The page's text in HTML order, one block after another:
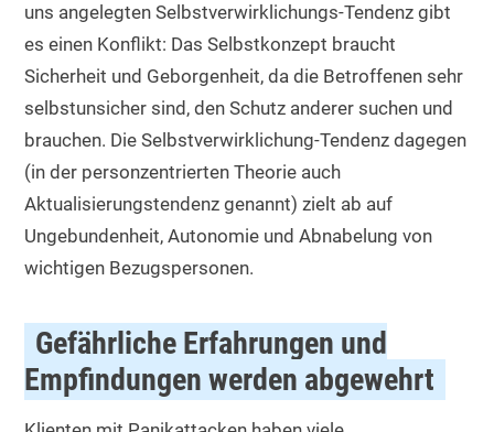
uns angelegten Selbstverwirklichungs-Tendenz gibt
es einen Konflikt: Das Selbstkonzept braucht
Sicherheit und Geborgenheit, da die Betroffenen sehr
selbstunsicher sind, den Schutz anderer suchen und
brauchen. Die Selbstverwirklichung-Tendenz dagegen
(in der personzentrierten Theorie auch
Aktualisierungstendenz genannt) zielt ab auf
Ungebundenheit, Autonomie und Abnabelung von
wichtigen Bezugspersonen.
Gefährliche Erfahrungen und
Empfindungen werden abgewehrt